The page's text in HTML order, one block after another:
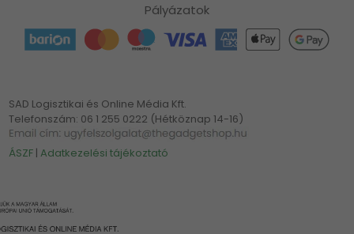
Pályázatok
SAD Logisztikai és Online Média Kft.
Telefonszám: 06 1 255 0222 (Hétköznap 14-16)
ÁSZF |Adatkezelési tájékoztató